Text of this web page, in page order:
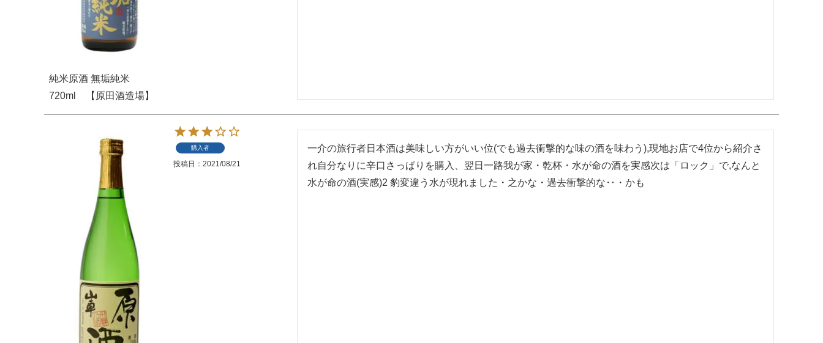
純米原酒 無垢純米
720ml 【原田酒造場】
購入者
投稿日 2021/08/21
一介の旅行者日本酒は美味しい方がいい位(でも過去衝撃的な味の酒を味わう),現地お店で4位から紹介さ
れ自分なりに辛口さっぱりを購入、翌日一路我が家・乾杯・水が命の酒を実感次は「ロック」で,なんと
水が命の酒(実感)2 豹変違う水が現れました・之かな・過去衝撃的な‥・かも